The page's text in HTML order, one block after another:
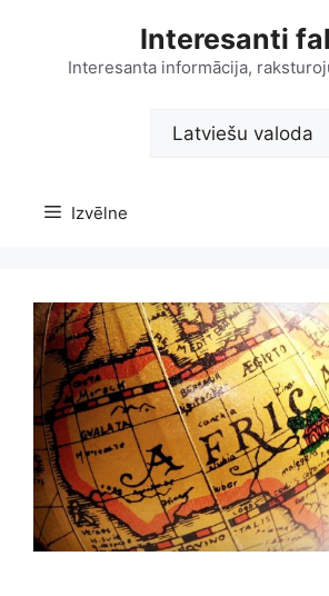
Interesanti
Interesanta informācija,
Choose
Izvēlne